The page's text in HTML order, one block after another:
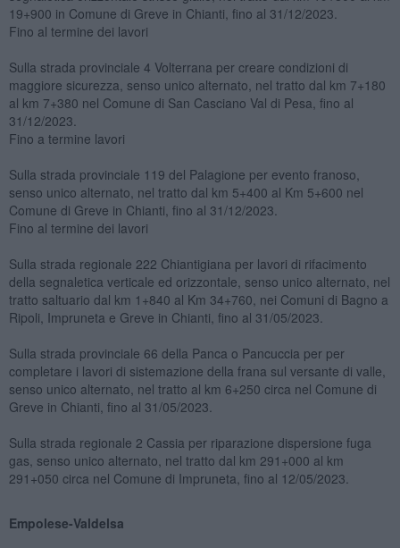
19+900 in Comune di Greve in Chianti, fino al 31/12/2023.
Fino al termine dei lavori
Sulla strada provinciale 4 Volterrana per creare condizioni di
maggiore sicurezza, senso unico alternato, nel tratto dal km 7+180
al km 7+380 nel Comune di San Casciano Val di Pesa, fino al
31/12/2023.
Fino a termine lavori
Sulla strada provinciale 119 del Palagione per evento franoso,
senso unico alternato, nel tratto dal km 5+400 al Km 5+600 nel
Comune di Greve in Chianti, fino al 31/12/2023.
Fino al termine dei lavori
Sulla strada regionale 222 Chiantigiana per lavori di rifacimento
della segnaletica verticale ed orizzontale, senso unico alternato, nel
tratto saltuario dal km 1+840 al Km 34+760, nei Comuni di Bagno a
Ripoli, Impruneta e Greve in Chianti, fino al 31/05/2023.
Sulla strada provinciale 66 della Panca o Pancuccia per per
completare i lavori di sistemazione della frana sul versante di valle,
senso unico alternato, nel tratto al km 6+250 circa nel Comune di
Greve in Chianti, fino al 31/05/2023.
Sulla strada regionale 2 Cassia per riparazione dispersione fuga
gas, senso unico alternato, nel tratto dal km 291+000 al km
291+050 circa nel Comune di Impruneta, fino al 12/05/2023.
Empolese-Valdelsa